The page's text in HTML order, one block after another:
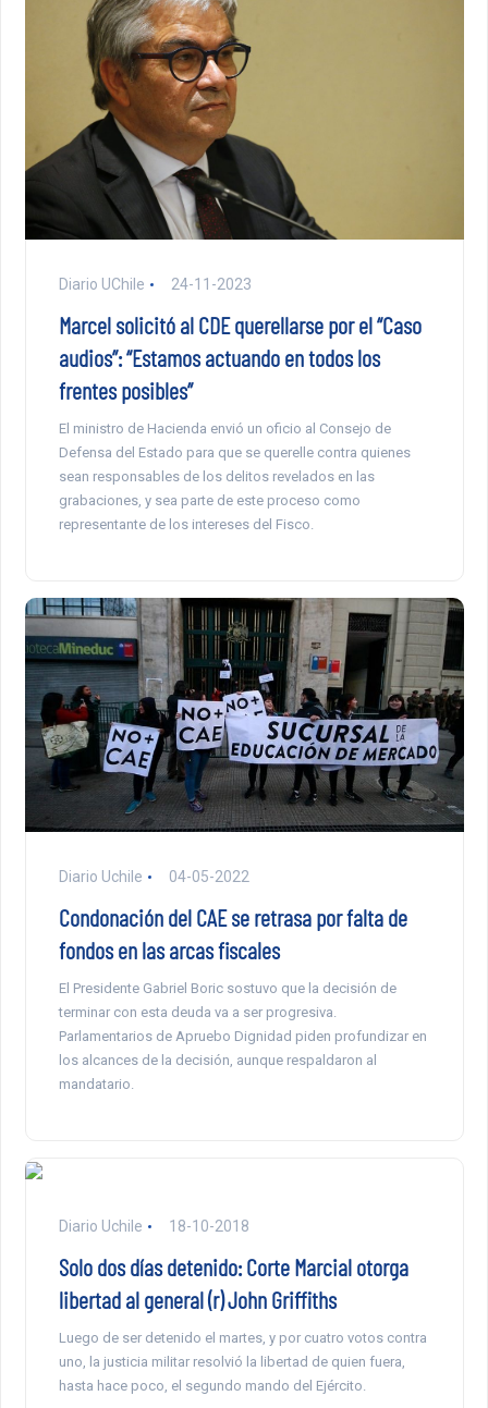
Diario UChile 24-11-2023
Marcel solicitó al CDE querellarse por el “Caso
audios”: “Estamos actuando en todos los
frentes posibles”
El ministro de Hacienda envió un oficio al Consejo de
Defensa del Estado para que se querelle contra quienes
sean responsables de los delitos revelados en las
grabaciones, y sea parte de este proceso como
representante de los intereses del Fisco.
Diario Uchile 04-05-2022
Condonación del CAE se retrasa por falta de
fondos en las arcas fiscales
El Presidente Gabriel Boric sostuvo que la decisión de
terminar con esta deuda va a ser progresiva.
Parlamentarios de Apruebo Dignidad piden profundizar en
los alcances de la decisión, aunque respaldaron al
mandatario.
Diario Uchile 18-10-2018
Solo dos días detenido: Corte Marcial otorga
libertad al general (r) John Griffiths
Luego de ser detenido el martes, y por cuatro votos contra
uno, la justicia militar resolvió la libertad de quien fuera,
hasta hace poco, el segundo mando del Ejército.